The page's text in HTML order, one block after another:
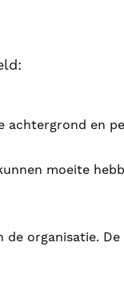
achtergrond en
moeite
organisatie.